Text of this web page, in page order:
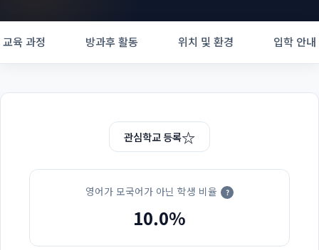
교육 과정 방과후 활동 위치 및 환경 입학 안내
관심학교 등록☆
영어가 모국어가 아닌 학생 비율 ?
10.0%